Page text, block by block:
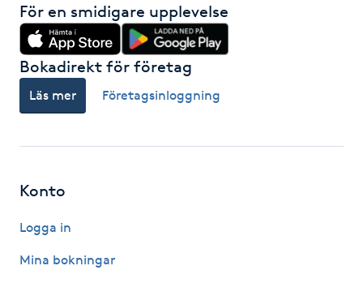
Idrottsmassage
IPL hårborttagning
IR-massage
Japansk massage
För en smidigare upplevelse
Bokadirekt för företag
Läs mer Företagsinloggning
Konto
Logga in
Mina bokningar